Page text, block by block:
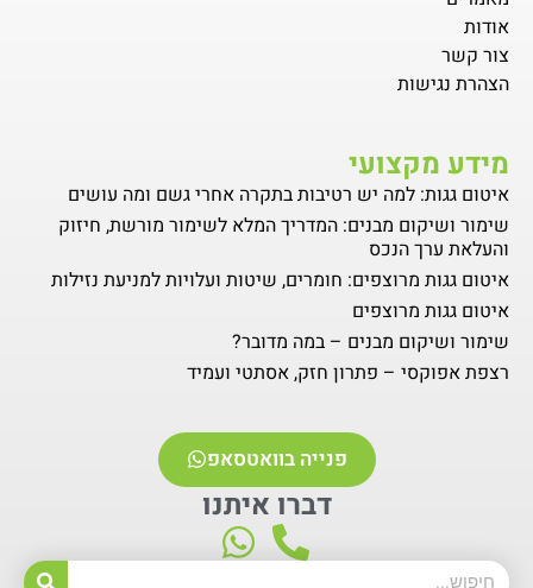
אודות
צור קשר
הצהרת נגישות
מידע מקצועי
איטום גגות: למה יש רטיבות בתקרה אחרי גשם ומה עושים
שימור ושיקום מבנים: המדריך המלא לשימור מורשת, חיזוק
והעלאת ערך הנכס
איטום גגות מרוצפים: חומרים, שיטות ועלויות למניעת נזילות
איטום גגות מרוצפים
שימור ושיקום מבנים – במה מדובר?
רצפת אפוקסי – פתרון חזק, אסתטי ועמיד
פנייה בוואטסאפ
דברו איתנו